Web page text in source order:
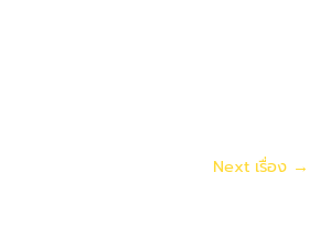
Next เรื่อง →